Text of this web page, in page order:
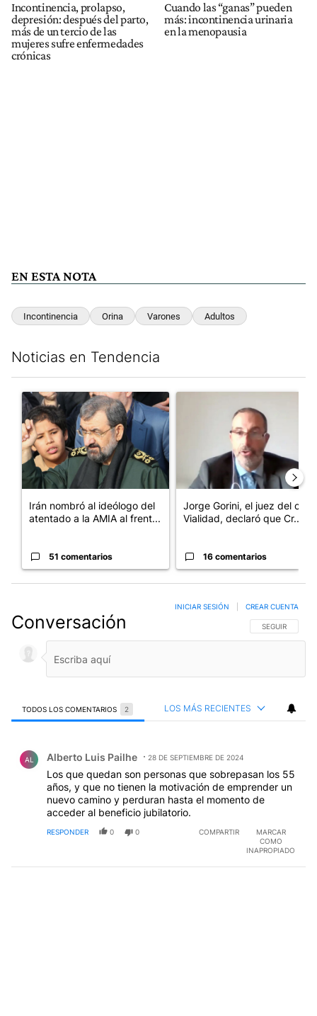
Incontinencia, prolapso,
depresión: después del parto,
más de un tercio de las
mujeres sufre enfermedades
crónicas
Cuando las “ganas” pueden
más: incontinencia urinaria
en la menopausia
EN ESTA NOTA
Incontinencia Orina Varones Adultos
Noticias en Tendencia
Un artículo de tendencia con el título "Irán nombró al ideólogo
Irán nombró al ideólogo del
atentado a la AMIA al frent...
51 comentarios
Jorge Gorini, el juez del caso
Vialidad, declaró que Cr...
16 comentarios
Conversación SIGA ESTA
SEGUIR
INICIAR SESIÓN CREAR CUENTA
TODOS LOS COMENTARIOS 2 LOS MÁS RECIENTES
AL Alberto Luis Pailhe 28 DE SEPTIEMBRE DE 2024
Los que quedan son personas que sobrepasan los 55
años, y que no tienen la motivación de emprender un
nuevo camino y perduran hasta el momento de
acceder al beneficio jubilatorio.
RESPONDER 0 0 COMPARTIR
MARCAR
COMO
INAPROPIADO